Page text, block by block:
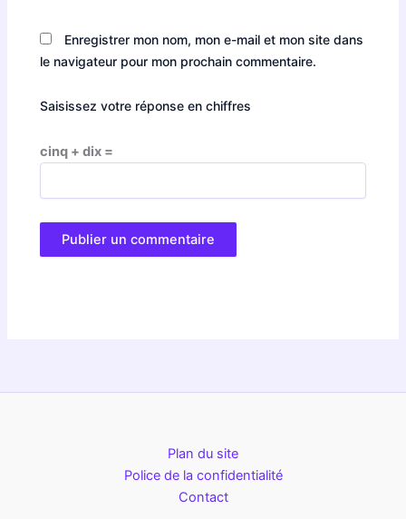
Enregistrer mon nom, mon e-mail et mon site dans
le navigateur pour mon prochain commentaire.
Saisissez votre réponse en chiffres
cinq + dix =
Plan du site
Police de la confidentialité
Contact